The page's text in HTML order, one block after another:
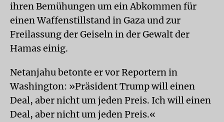
ihren Bemühungen um ein Abkommen für
einen Waffenstillstand in Gaza und zur
Freilassung der Geiseln in der Gewalt der
Hamas einig.
Netanjahu betonte er vor Reportern in
Washington: »Präsident Trump will einen
Deal, aber nicht um jeden Preis. Ich will einen
Deal, aber nicht um jeden Preis.«